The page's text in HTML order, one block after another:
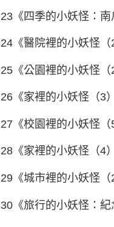
23《四季的小妖怪：南
24《醫院裡的小妖怪（
25《公園裡的小妖怪（
26《家裡的小妖怪（3
27《校園裡的小妖怪（
28《家裡的小妖怪（4
29《城市裡的小妖怪（
30《旅行的小妖怪：紀